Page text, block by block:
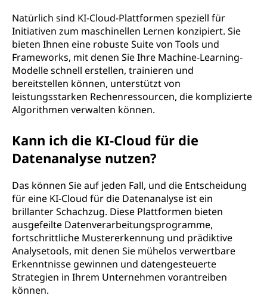
Natürlich sind KI-Cloud-Plattformen speziell für
Initiativen zum maschinellen Lernen konzipiert. Sie
bieten Ihnen eine robuste Suite von Tools und
Frameworks, mit denen Sie Ihre Machine-Learning-
Modelle schnell erstellen, trainieren und
bereitstellen können, unterstützt von
leistungsstarken Rechenressourcen, die komplizierte
Algorithmen verwalten können.
Kann ich die KI-Cloud für die
Datenanalyse nutzen?
Das können Sie auf jeden Fall, und die Entscheidung
für eine KI-Cloud für die Datenanalyse ist ein
brillanter Schachzug. Diese Plattformen bieten
ausgefeilte Datenverarbeitungsprogramme,
fortschrittliche Mustererkennung und prädiktive
Analysetools, mit denen Sie mühelos verwertbare
Erkenntnisse gewinnen und datengesteuerte
Strategien in Ihrem Unternehmen vorantreiben
können.